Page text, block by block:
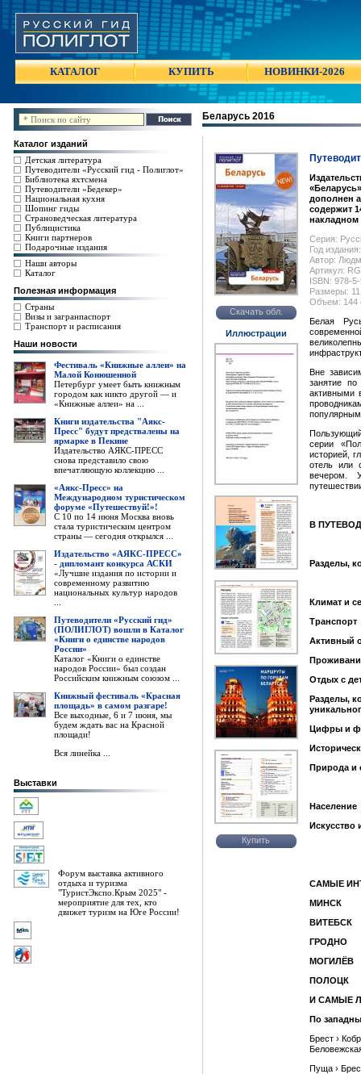
КАТАЛОГ КУПИТЬ НОВИНКИ-2026
Каталог изданий
Детская литература
Путеводители «Русский гид - Полиглот»
Библиотека яхтсмена
Путеводители «Бедекер»
Национальная кухня
Шопинг гиды
Страноведческая литература
Публицистика
Книги партнеров
Подарочные издания
Наши авторы
Каталог
Полезная информация
Страны
Визы и загранпаспорт
Транспорт и расписания
Наши новости
Фестиваль «Книжные аллеи» на
Малой Конюшенной
Петербург умеет быть книжным
городом как никто другой — и
«Книжные аллеи» на ...
Книги издательства "Аякс-
Пресс" будут предствалены на
ярмарке в Пекине
Издательство АЯКС-ПРЕСС
снова представило свою
впечатляющую коллекцию ...
«Аякс-Пресс» на
Международном туристическом
форуме «Путешествуй!»!
С 10 по 14 июня Москва вновь
стала туристическим центром
страны — сегодня открылся ...
Издательство «АЯКС-ПРЕСС»
- дипломант конкурса АСКИ
«Лучшие издания по истории и
современному развитию
национальных культур народов
Путеводители «Русский гид»
(ПОЛИГЛОТ) вошли в Каталог
«Книги о единстве народов
России»
Каталог «Книги о единстве
народов России» был создан
Российским книжным союзом ...
Книжный фестиваль «Красная
площадь» в самом разгаре!
Все выходные, 6 и 7 июня, мы
будем ждать вас на Красной
площади!
Вся линейка ...
Выставки
Форум выставка активного
отдыха и туризма
"ТуристЭкспо.Крым 2025" -
мероприятие для тех, кто
движет туризм на Юге России!
Беларусь 2016
Скачать обл.
Иллюстрации
Купить
дополнен
содержит
накладном
Серия:
Год
Автор:
Артикул:
ISBN: 978-
Размеры:
Объем: 144
Белая
Вне
занятие
активными
серии
историей,
отель или
вечером.
В
Разделы,
Климат и
Транспорт
Активный
Отдых с
Разделы,
Цифры и
Природа и
Население
Искусство
САМЫЕ
МИНСК
ВИТЕБСК
ГРОДНО
МОГИЛЁВ
ПОЛОЦК
И САМЫЕ
По
Брест ›
Пуща ›